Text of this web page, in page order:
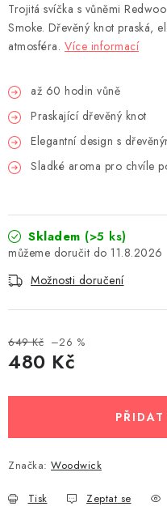
Trojitá svíčka s vůněmi
Smoke. Dřevěný knot praská,
atmosféra. Více informací
až 60 hodin vůně
Praskající dřevěný knot
Elegantní design s
Sladké aroma pro chvíle
Skladem (>5 ks)
11.8.2026
Možnosti doručení
649 Kč –26 %
480 Kč
Značka: Woodwick
Tisk Zeptat se